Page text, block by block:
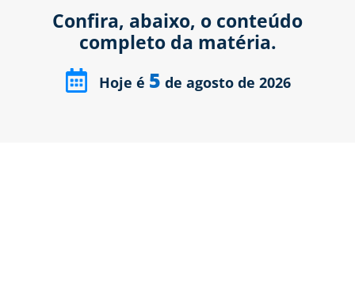
Confira, abaixo, o conteúdo
completo da matéria.
Hoje é 5 de agosto de 2026